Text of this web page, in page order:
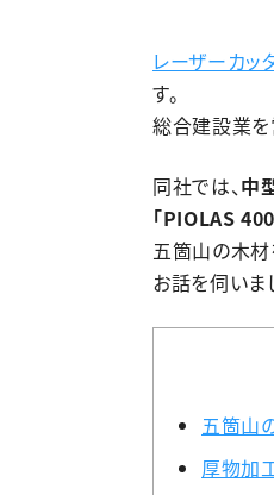
レーザーカッ
す。
総合建設業
同社では、中
「PIOLAS 400
五箇山の木材
お話を伺いま
五箇山
厚物加